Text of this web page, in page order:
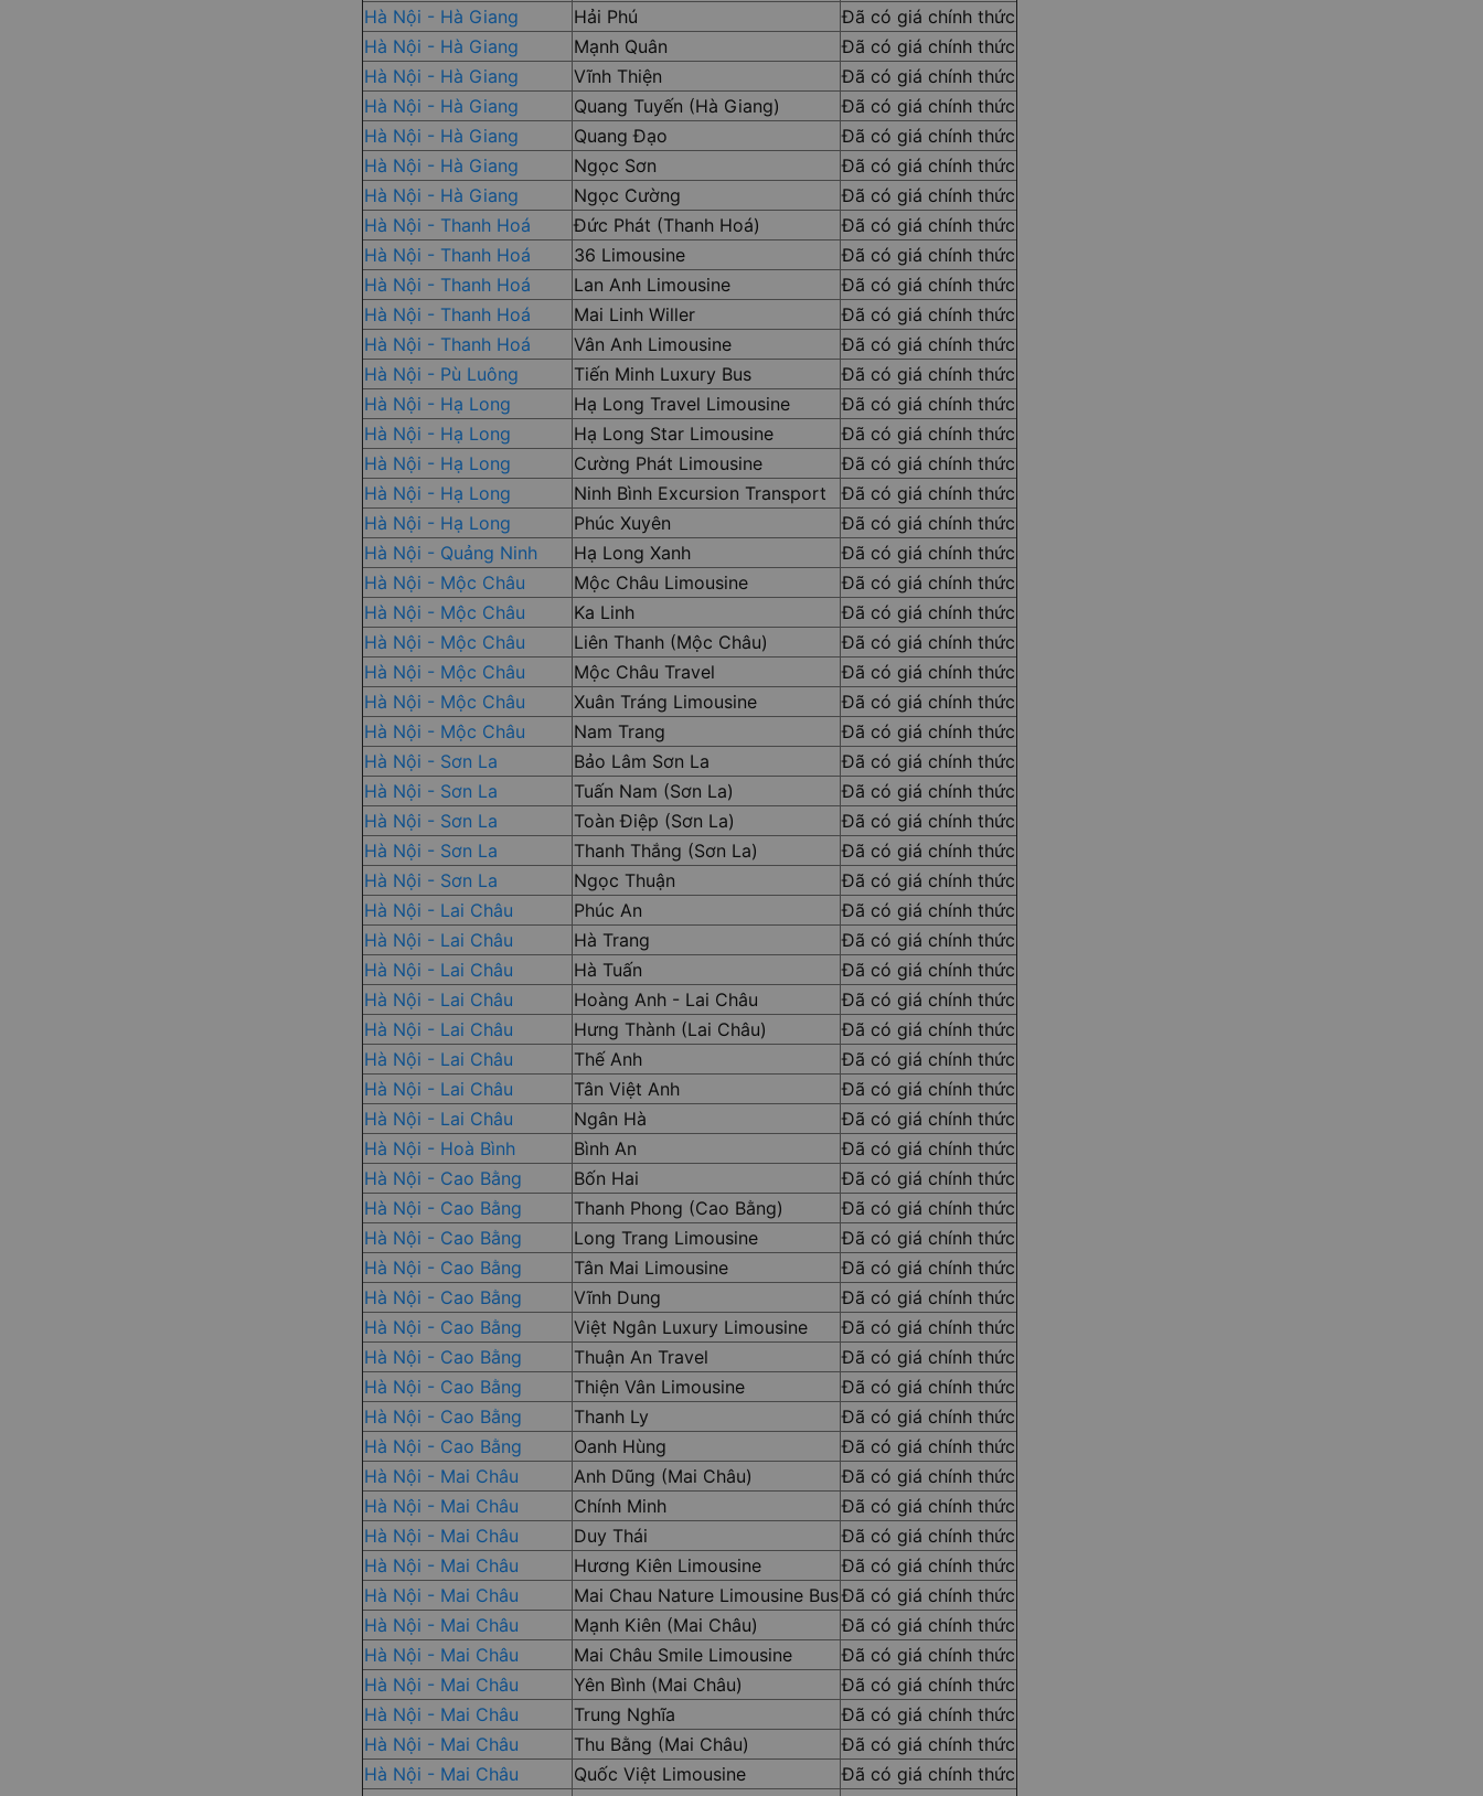
Hà Nội - Hà Giang
Hải Phú
Đã có giá chính thức
Hà Nội - Hà Giang
Mạnh Quân
Đã có giá chính thức
Hà Nội - Hà Giang
Vĩnh Thiện
Đã có giá chính thức
Hà Nội - Hà Giang
Quang Tuyến (Hà Giang)
Đã có giá chính thức
Hà Nội - Hà Giang
Quang Đạo
Đã có giá chính thức
Hà Nội - Hà Giang
Ngọc Sơn
Đã có giá chính thức
Hà Nội - Hà Giang
Ngọc Cường
Đã có giá chính thức
Hà Nội - Thanh Hoá
Đức Phát (Thanh Hoá)
Đã có giá chính thức
Hà Nội - Thanh Hoá
36 Limousine
Đã có giá chính thức
Hà Nội - Thanh Hoá
Lan Anh Limousine
Đã có giá chính thức
Hà Nội - Thanh Hoá
Mai Linh Willer
Đã có giá chính thức
Hà Nội - Thanh Hoá
Vân Anh Limousine
Đã có giá chính thức
Hà Nội - Pù Luông
Tiến Minh Luxury Bus
Đã có giá chính thức
Hà Nội - Hạ Long
Hạ Long Travel Limousine
Đã có giá chính thức
Hà Nội - Hạ Long
Hạ Long Star Limousine
Đã có giá chính thức
Hà Nội - Hạ Long
Cường Phát Limousine
Đã có giá chính thức
Hà Nội - Hạ Long
Ninh Bình Excursion Transport
Đã có giá chính thức
Hà Nội - Hạ Long
Phúc Xuyên
Đã có giá chính thức
Hà Nội - Quảng Ninh
Hạ Long Xanh
Đã có giá chính thức
Hà Nội - Mộc Châu
Mộc Châu Limousine
Đã có giá chính thức
Hà Nội - Mộc Châu
Ka Linh
Đã có giá chính thức
Hà Nội - Mộc Châu
Liên Thanh (Mộc Châu)
Đã có giá chính thức
Hà Nội - Mộc Châu
Mộc Châu Travel
Đã có giá chính thức
Hà Nội - Mộc Châu
Xuân Tráng Limousine
Đã có giá chính thức
Hà Nội - Mộc Châu
Nam Trang
Đã có giá chính thức
Hà Nội - Sơn La
Bảo Lâm Sơn La
Đã có giá chính thức
Hà Nội - Sơn La
Tuấn Nam (Sơn La)
Đã có giá chính thức
Hà Nội - Sơn La
Toàn Điệp (Sơn La)
Đã có giá chính thức
Hà Nội - Sơn La
Thanh Thắng (Sơn La)
Đã có giá chính thức
Hà Nội - Sơn La
Ngọc Thuận
Đã có giá chính thức
Hà Nội - Lai Châu
Phúc An
Đã có giá chính thức
Hà Nội - Lai Châu
Hà Trang
Đã có giá chính thức
Hà Nội - Lai Châu
Hà Tuấn
Đã có giá chính thức
Hà Nội - Lai Châu
Hoàng Anh - Lai Châu
Đã có giá chính thức
Hà Nội - Lai Châu
Hưng Thành (Lai Châu)
Đã có giá chính thức
Hà Nội - Lai Châu
Thế Anh
Đã có giá chính thức
Hà Nội - Lai Châu
Tân Việt Anh
Đã có giá chính thức
Hà Nội - Lai Châu
Ngân Hà
Đã có giá chính thức
Hà Nội - Hoà Bình
Bình An
Đã có giá chính thức
Hà Nội - Cao Bằng
Bốn Hai
Đã có giá chính thức
Hà Nội - Cao Bằng
Thanh Phong (Cao Bằng)
Đã có giá chính thức
Hà Nội - Cao Bằng
Long Trang Limousine
Đã có giá chính thức
Hà Nội - Cao Bằng
Tân Mai Limousine
Đã có giá chính thức
Hà Nội - Cao Bằng
Vĩnh Dung
Đã có giá chính thức
Hà Nội - Cao Bằng
Việt Ngân Luxury Limousine
Đã có giá chính thức
Hà Nội - Cao Bằng
Thuận An Travel
Đã có giá chính thức
Hà Nội - Cao Bằng
Thiện Vân Limousine
Đã có giá chính thức
Hà Nội - Cao Bằng
Thanh Ly
Đã có giá chính thức
Hà Nội - Cao Bằng
Oanh Hùng
Đã có giá chính thức
Hà Nội - Mai Châu
Anh Dũng (Mai Châu)
Đã có giá chính thức
Hà Nội - Mai Châu
Chính Minh
Đã có giá chính thức
Hà Nội - Mai Châu
Duy Thái
Đã có giá chính thức
Hà Nội - Mai Châu
Hương Kiên Limousine
Đã có giá chính thức
Hà Nội - Mai Châu
Mai Chau Nature Limousine BusĐã có giá chính thức
Hà Nội - Mai Châu
Mạnh Kiên (Mai Châu)
Đã có giá chính thức
Hà Nội - Mai Châu
Mai Châu Smile Limousine
Đã có giá chính thức
Hà Nội - Mai Châu
Yên Bình (Mai Châu)
Đã có giá chính thức
Hà Nội - Mai Châu
Trung Nghĩa
Đã có giá chính thức
Hà Nội - Mai Châu
Thu Bằng (Mai Châu)
Đã có giá chính thức
Hà Nội - Mai Châu
Quốc Việt Limousine
Đã có giá chính thức